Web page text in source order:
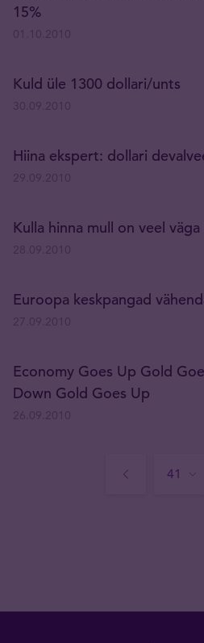
15%
Kuld üle 1300 dollari/unts
Hiina ekspert: dollari
Kulla hinna mull on veel
Euroopa keskpangad
Economy Goes Up Gold
Down Gold Goes Up